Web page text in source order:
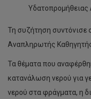
Υδατοπρομήθειας
Τη συζήτηση συντόνισε
Αναπληρωτής
Τα θέματα που
κατανάλωση νερού για
νερού στα φράγματα, η